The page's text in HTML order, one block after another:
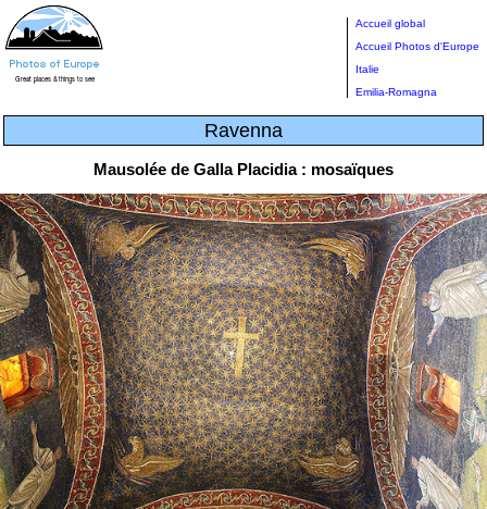
Accueil global
Accueil Photos d'Europe
Italie
Emilia-Romagna
Ravenna
Mausolée de Galla Placidia : mosaïques